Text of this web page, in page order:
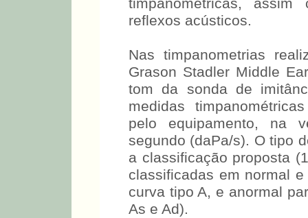
timpanométricas,
reflexos acústicos.
Nas timpanometrias
Grason Stadler Middle
tom da sonda de
medidas
pelo equipamento, na
segundo (daPa/s). O tipo
a classificação proposta
classificadas em normal
curva tipo A, e anormal
As e Ad).